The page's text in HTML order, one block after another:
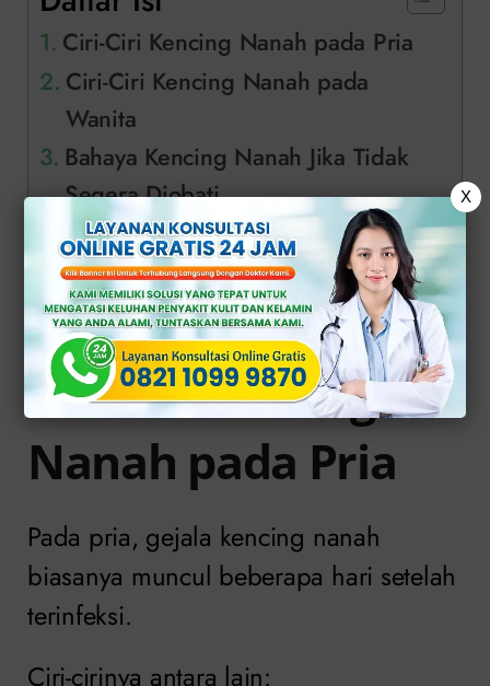
Ciri-Ciri Kencing Nanah pada Pria
Ciri-Ciri Kencing Nanah pada
Wanita
Bahaya Kencing Nanah Jika Tidak
Segera Diobati
Penanganan Medis Kencing Nanah
Solusi Tepat Atasi Kencing Nanah di
Klinik Apollo
Ciri-Ciri Kencing
Nanah pada Pria
Pada pria, gejala kencing nanah
biasanya muncul beberapa hari setelah
terinfeksi.
Ciri-cirinya antara lain:
X